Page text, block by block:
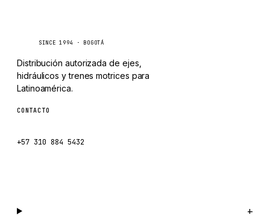
SINCE 1994 · BOGOTÁ
Distribución autorizada de ejes,
hidráulicos y trenes motrices para
Latinoamérica.
CONTACTO
+57 310 884 5432
+